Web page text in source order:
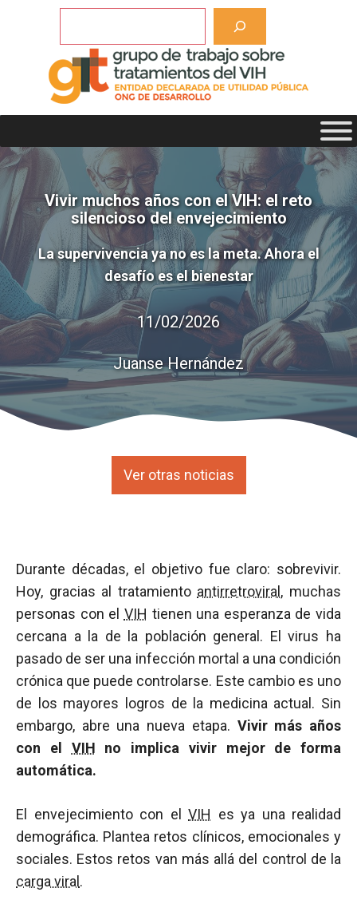
Vivir muchos años con el VIH: el reto
silencioso del envejecimiento
La supervivencia ya no es la meta. Ahora el
desafío es el bienestar
11/02/2026
Juanse Hernández
Ver otras noticias
Durante décadas, el objetivo fue claro: sobrevivir.
Hoy, gracias al tratamiento antirretroviral , muchas
personas con el VIH tienen una esperanza de vida
cercana a la de la población general. El virus ha
pasado de ser una infección mortal a una condición
crónica que puede controlarse. Este cambio es uno
de los mayores logros de la medicina actual. Sin
embargo, abre una nueva etapa. Vivir más años
con el VIH no implica vivir mejor de forma
automática.
El envejecimiento con el VIH es ya una realidad
demográfica. Plantea retos clínicos, emocionales y
sociales. Estos retos van más allá del control de la
carga viral .